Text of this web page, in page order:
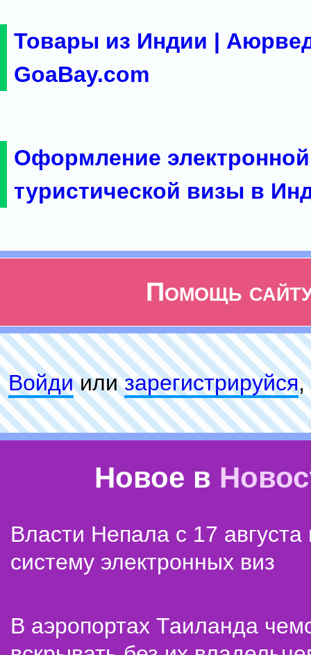
Товары из Индии |
GoaBay.com
Оформление электронной
туристической визы в
Помощь
Войдиилизарeгиcтpируйся,
Новое в
Власти Непала с 17 августа
систему электронных виз
В аэропортах Таиланда